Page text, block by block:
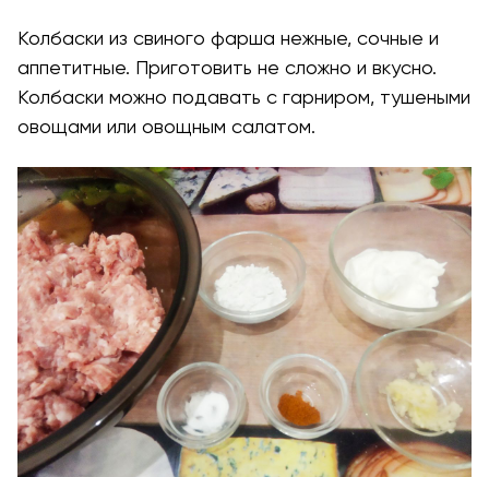
Колбаски из свиного фарша нежные, сочные и
аппетитные. Приготовить не сложно и вкусно.
Колбаски можно подавать с гарниром, тушеными
овощами или овощным салатом.